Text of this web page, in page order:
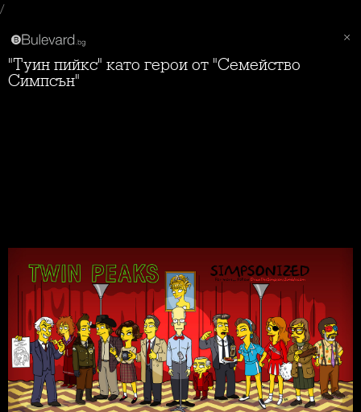
/
"Туин пийкс" като герои от "Семейство
Симпсън"